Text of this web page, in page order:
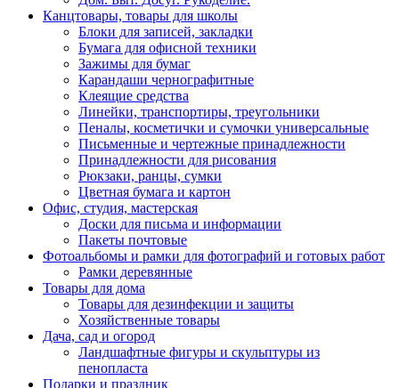
Канцтовары, товары для школы
Блоки для записей, закладки
Бумага для офисной техники
Зажимы для бумаг
Карандаши чернографитные
Клеящие средства
Линейки, транспортиры, треугольники
Пеналы, косметички и сумочки универсальные
Письменные и чертежные принадлежности
Принадлежности для рисования
Рюкзаки, ранцы, сумки
Цветная бумага и картон
Офис, студия, мастерская
Доски для письма и информации
Пакеты почтовые
Фотоальбомы и рамки для фотографий и готовых работ
Рамки деревянные
Товары для дома
Товары для дезинфекции и защиты
Хозяйственные товары
Дача, сад и огород
Ландшафтные фигуры и скульптуры из
пенопласта
Подарки и праздник